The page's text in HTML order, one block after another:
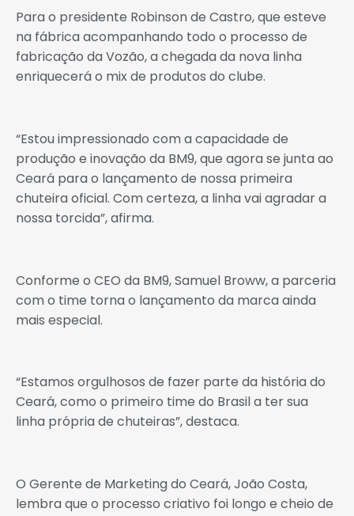
Para o presidente Robinson de Castro, que esteve
na fábrica acompanhando todo o processo de
fabricação da Vozão, a chegada da nova linha
enriquecerá o mix de produtos do clube.
“Estou impressionado com a capacidade de
produção e inovação da BM9, que agora se junta ao
Ceará para o lançamento de nossa primeira
chuteira oficial. Com certeza, a linha vai agradar a
nossa torcida”, afirma.
Conforme o CEO da BM9, Samuel Broww, a parceria
com o time torna o lançamento da marca ainda
mais especial.
“Estamos orgulhosos de fazer parte da história do
Ceará, como o primeiro time do Brasil a ter sua
linha própria de chuteiras”, destaca.
O Gerente de Marketing do Ceará, João Costa,
lembra que o processo criativo foi longo e cheio de